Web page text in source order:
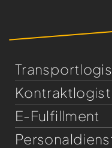
E-Fulfillment